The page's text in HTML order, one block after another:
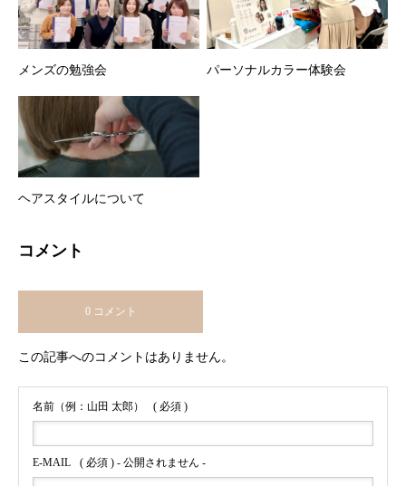
メンズの勉強会 パーソナルカラー体験会
ヘアスタイルについて
コメント
0 コメント
この記事へのコメントはありません。
名前（例：山田 太郎） ( 必須 )
E-MAIL ( 必須 ) - 公開されません -